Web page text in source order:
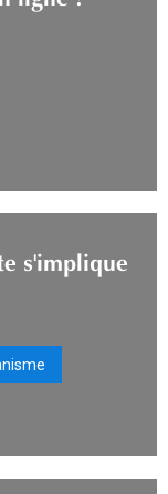
s'implique